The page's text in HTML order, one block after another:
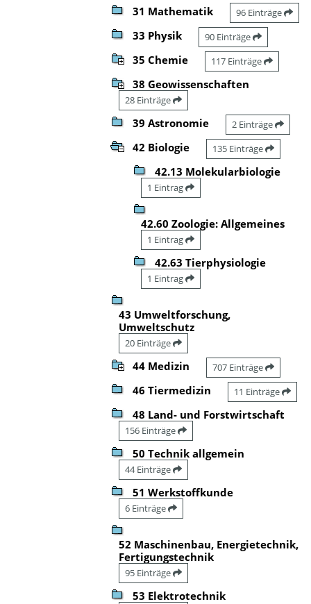
31 Mathematik 96 Einträge
33 Physik 90 Einträge
35 Chemie 117 Einträge
38 Geowissenschaften
28 Einträge
39 Astronomie 2 Einträge
42 Biologie 135 Einträge
42.13 Molekularbiologie
1 Eintrag
42.60 Zoologie: Allgemeines
1 Eintrag
42.63 Tierphysiologie
1 Eintrag
43 Umweltforschung,
Umweltschutz
20 Einträge
44 Medizin 707 Einträge
46 Tiermedizin 11 Einträge
48 Land- und Forstwirtschaft
156 Einträge
50 Technik allgemein
44 Einträge
51 Werkstoffkunde
6 Einträge
52 Maschinenbau, Energietechnik,
Fertigungstechnik
95 Einträge
53 Elektrotechnik